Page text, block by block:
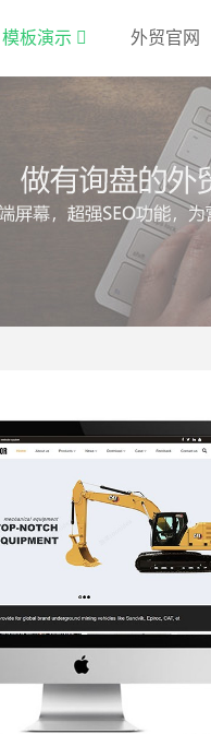
模板演示 外贸官网